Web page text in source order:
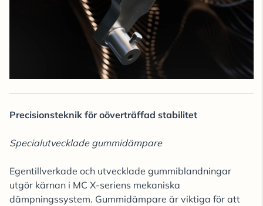
Precisionsteknik för oöverträffad stabilitet
Specialutvecklade gummidämpare
Egentillverkade och utvecklade gummiblandningar
utgör kärnan i MC X-seriens mekaniska
dämpningssystem. Gummidämpare är viktiga för att